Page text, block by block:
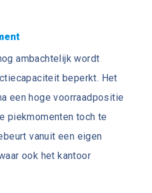
ambachtelijk wordt
beperkt. Het
een hoge voorraadpositie
piekmomenten toch te
vanuit een eigen
ook het kantoor